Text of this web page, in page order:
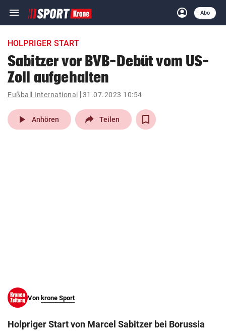
menu Navigation
ein-/ausklappen
account_circle
Anmelden
Abo
close Schließen
account_circle Anmelden
pin_drop
Wien arrow_right
HOLPRIGER START
Sabitzer vor BVB-Debüt vom US-
Zoll aufgehalten
Fußball International 31.07.2023 10:54
play_arrow Anhören Teilen
Von krone Sport
Holpriger Start von Marcel Sabitzer bei Borussia